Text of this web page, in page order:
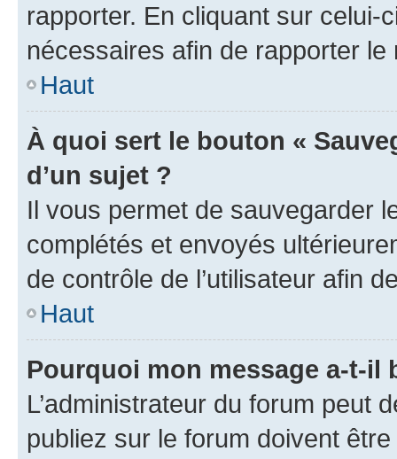
rapporter. En cliquant sur
nécessaires afin de rapporter le
Haut
À quoi sert le bouton «
d’un sujet ?
Il vous permet de sauvegarder
complétés et envoyés
de contrôle de l’utilisateur afin
Haut
Pourquoi mon message a-t-il
L’administrateur du forum peut
publiez sur le forum doivent